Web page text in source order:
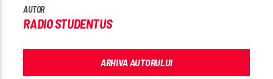
AUTOR
RADIO STUDENTUS
ARHIVA AUTORULUI